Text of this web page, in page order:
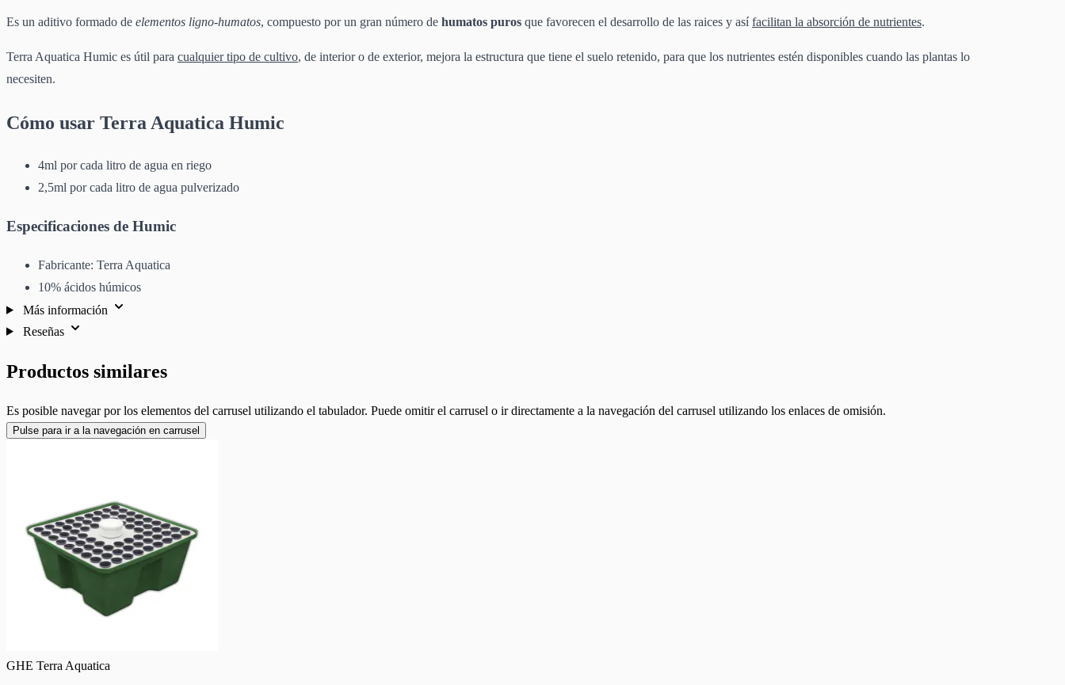
Es un aditivo formado de elementos ligno-humatos, compuesto por un gran número de humatos puros que favorecen el desarrollo de las raices y asífacilitan la absorción de nutrientes.
Terra Aquatica Humic es útil para cualquier tipo de cultivo, de interior o de exterior, mejora la estructura que tiene el suelo retenido, para que los nutrientes estén disponibles cuando las plantas lo
necesiten.
Cómo usar Terra Aquatica Humic
4ml por cada litro de agua en riego
2,5ml por cada litro de agua pulverizado
Especificaciones de Humic
Fabricante: Terra Aquatica
10% ácidos húmicos
Más información
Reseñas
Productos similares
Es posible navegar por los elementos del carrusel utilizando el tabulador. Puede omitir el carrusel o ir directamente a la navegación del carrusel utilizando los enlaces de omisión.
Pulse para ir a la navegación en carrusel
GHE Terra Aquatica